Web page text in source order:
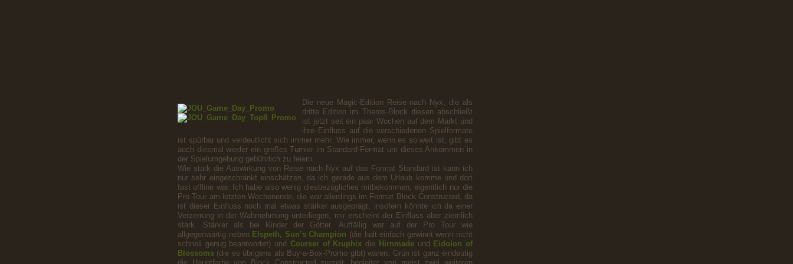
Die neue Magic-Edition Reise nach Nyx, die als
dritte Edition im Theros-Block diesen abschließt
ist jetzt seit ein paar Wochen auf dem Markt und
ihre Einfluss auf die verschiedenen Spielformate
ist spürbar und verdeutlicht sich immer mehr. Wie immer, wenn es so weit ist, gibt es
auch diesmal wieder ein großes Turnier im Standard-Format um dieses Ankommen in
der Spielumgebung gebührlich zu feiern.
Wie stark die Auswirkung von Reise nach Nyx auf das Format Standard ist kann ich
nur sehr eingeschränkt einschätzen, da ich gerade aus dem Urlaub komme und dort
fast offline war. Ich habe also wenig diesbezügliches mitbekommen, eigentlich nur die
Pro Tour am letzten Wochenende, die war allerdings im Format Block Constructed, da
ist dieser Einfluss noch mal etwas stärker ausgeprägt, insofern könnte ich da einer
Verzerrung in der Wahrnehmung unterliegen, mir erscheint der Einfluss aber ziemlich
stark. Stärker als bei Kinder der Götter. Auffällig war auf der Pro Tour wie
allgegenwärtig neben Elspeth, Sun’s Champion (die halt einfach gewinnt wenn nicht
schnell genug beantwortet) und Courser of Kruphix die Hirnmadeund
Eidolon of
Blossoms (die es übrigens als Buy-a-Box-Promo gibt) waren. Grün ist ganz eindeutig